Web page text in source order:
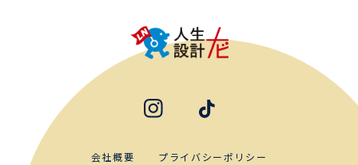
会社概要 プライバシーポリシー